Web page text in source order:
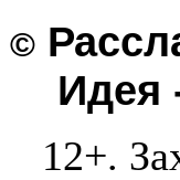
©
Идея
12+.